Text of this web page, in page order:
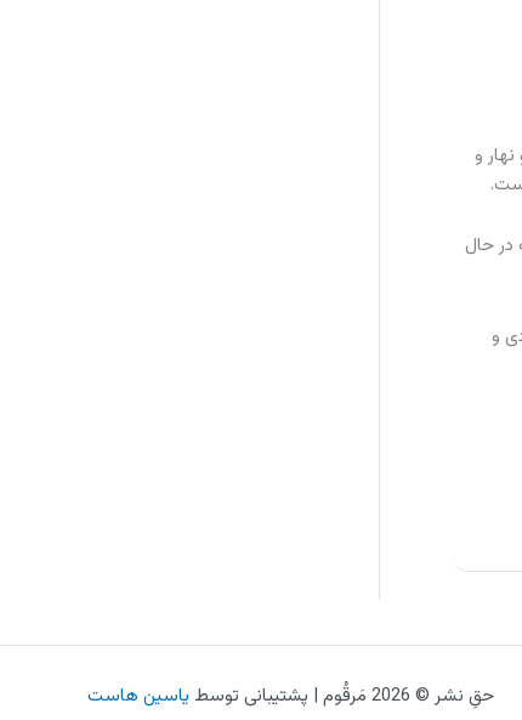
و
در حال
و
حقِ نشر © 2026 مَرقُوم | پشتیبانی توسط یاسین هاست